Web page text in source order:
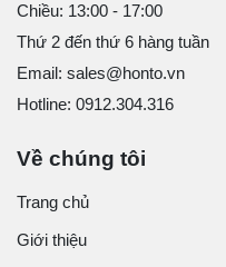
Chiều: 13:00 - 17:00
Thứ 2 đến thứ 6 hàng tuần
Email: sales@honto.vn
Hotline: 0912.304.316
Về chúng tôi
Trang chủ
Giới thiệu